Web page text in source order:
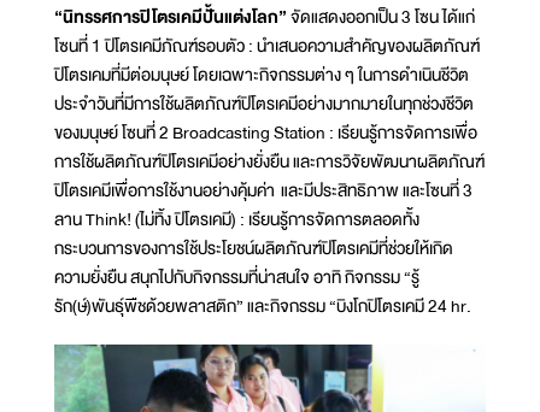
“นิทรรศการปิโตรเคมีปั้นแต่งโลก”จัดแสดงออกเป็น 3 โซน ได้แก่
โซนที่ 1 ปิโตรเคมีภัณฑ์รอบตัว : นำเสนอความสำคัญของผลิตภัณฑ์
ปิโตรเคมที่มีต่อมนุษย์ โดยเฉพาะกิจกรรมต่าง ๆ ในการดำเนินชีวิต
ประจำวันที่มีการใช้ผลิตภัณฑ์ปิโตรเคมีอย่างมากมายในทุกช่วงชีวิต
ของมนุษย์ โซนที่ 2 Broadcasting Station : เรียนรู้การจัดการเพื่อ
การใช้ผลิตภัณฑ์ปิโตรเคมีอย่างยั่งยืน และการวิจัยพัฒนาผลิตภัณฑ์
ปิโตรเคมีเพื่อการใช้งานอย่างคุ้มค่า และมีประสิทธิภาพ และโซนที่ 3
ลาน Think! (ไม่ทิ้ง ปิโตรเคมี) : เรียนรู้การจัดการตลอดทั้ง
กระบวนการของการใช้ประโยชน์ผลิตภัณฑ์ปิโตรเคมีที่ช่วยให้เกิด
ความยั่งยืน สนุกไปกับกิจกรรมที่น่าสนใจ อาทิ กิจกรรม “รู้
รัก(ษ์)พันธุ์พืชด้วยพลาสติก” และกิจกรรม “บิงโกปิโตรเคมี 24 hr.